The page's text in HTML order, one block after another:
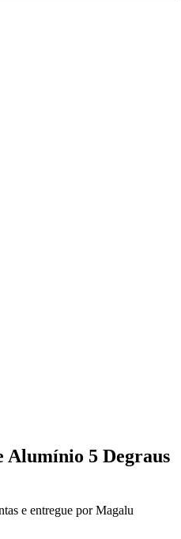
Alumínio 5 Degraus
e entregue por Magalu